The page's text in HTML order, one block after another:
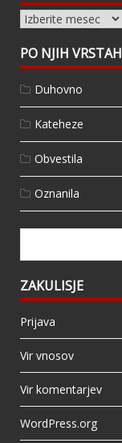
Arhivi
PO NJIH VRSTAH
Duhovno
Kateheze
Obvestila
Oznanila
ZAKULISJE
Prijava
Vir vnosov
Vir komentarjev
WordPress.org